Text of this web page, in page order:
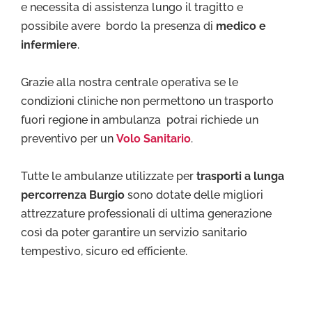
e necessita di assistenza lungo il tragitto e
possibile avere bordo la presenza di medico e
infermiere.
Grazie alla nostra centrale operativa se le
condizioni cliniche non permettono un trasporto
fuori regione in ambulanza potrai richiede un
preventivo per un Volo Sanitario.
Tutte le ambulanze utilizzate per trasporti a lunga
percorrenza Burgio sono dotate delle migliori
attrezzature professionali di ultima generazione
così da poter garantire un servizio sanitario
tempestivo, sicuro ed efficiente.